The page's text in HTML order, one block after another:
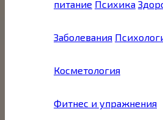
питание Психика
Заболевания
Косметология
Фитнес и упражнения